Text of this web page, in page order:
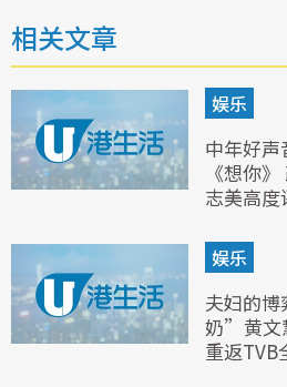
相关文章
娱乐
中年好声
《想你
志美高度
娱乐
夫妇的
奶”黄文
重返TVB